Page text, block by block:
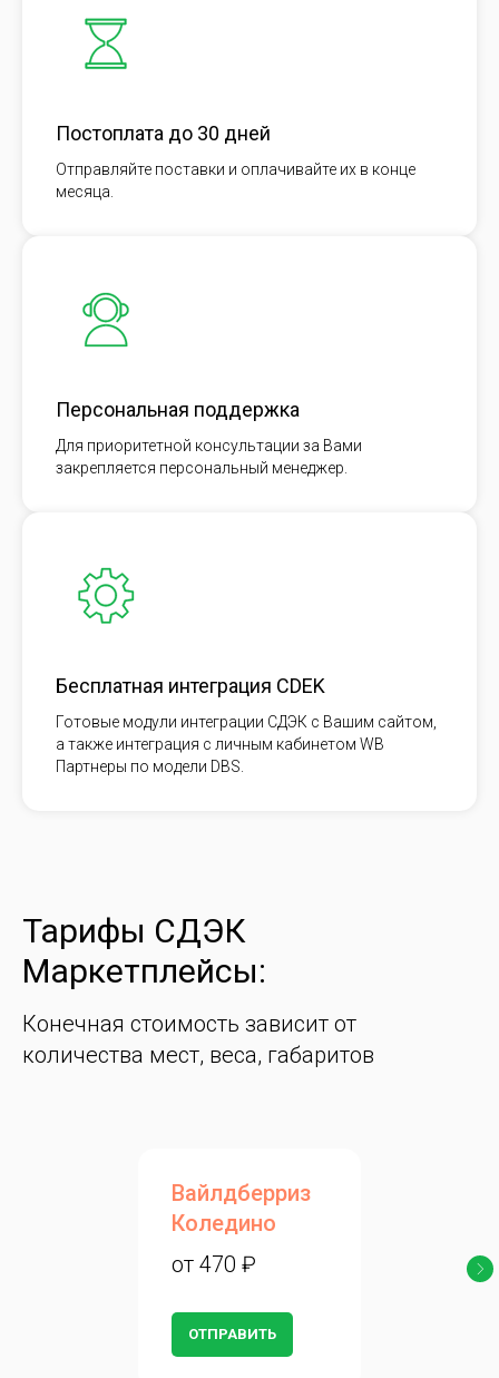
Постоплата до 30 дней
Отправляйте поставки и оплачивайте их в конце
месяца.
Персональная поддержка
Для приоритетной консультации за Вами
закрепляется персональный менеджер.
Бесплатная интеграция CDEK
Готовые модули интеграции СДЭК с Вашим сайтом,
а также интеграция с личным кабинетом WB
Партнеры по модели DBS.
Тарифы СДЭК
Маркетплейсы:
Конечная стоимость зависит от
количества мест, веса, габаритов
Вайлдберриз
Коледино
от 470 ₽
ОТПРАВИТЬ